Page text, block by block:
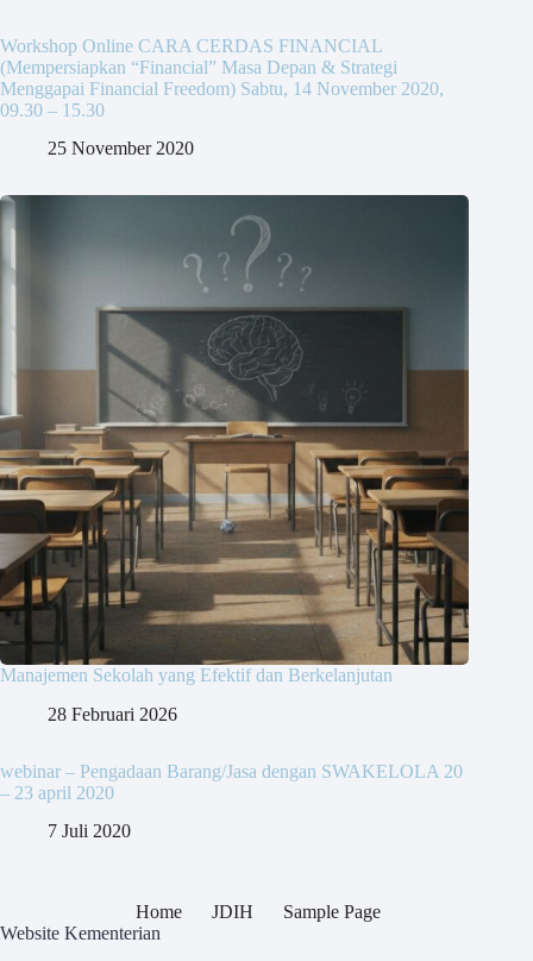
Workshop Online CARA CERDAS FINANCIAL
(Mempersiapkan “Financial” Masa Depan & Strategi
Menggapai Financial Freedom) Sabtu, 14 November 2020,
09.30 – 15.30
25 November 2020
Manajemen Sekolah yang Efektif dan Berkelanjutan
28 Februari 2026
webinar – Pengadaan Barang/Jasa dengan SWAKELOLA 20
– 23 april 2020
7 Juli 2020
Home JDIH
Sample Page
Website Kementerian